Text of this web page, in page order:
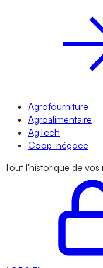
Agrofourniture
Agroalimentaire
AgTech
Coop-négoce
Tout l'historique de